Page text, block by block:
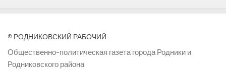
© РОДНИКОВСКИЙ РАБОЧИЙ
Общественно-политическая газета города Родники и
Родниковского района